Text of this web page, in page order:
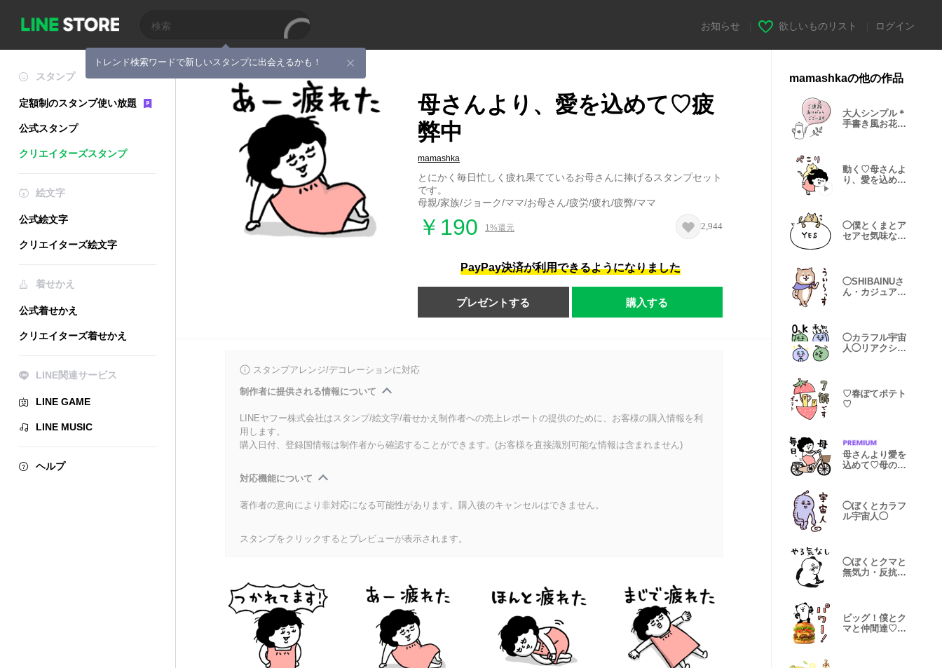
トレンド検索ワードで新しいスタンプに出会えるかも！
お知らせ 欲しいものリスト ログイン
スタンプ
定額制のスタンプ使い放題
公式スタンプ
クリエイターズスタンプ
絵文字
公式絵文字
クリエイターズ絵文字
着せかえ
公式着せかえ
クリエイターズ着せかえ
LINE関連サービス
LINE GAME
LINE MUSIC
ヘルプ
母さんより、愛を込めて♡疲
弊中
mamashka
とにかく毎日忙しく疲れ果てているお母さんに捧げるスタンプセット
です。
母親/家族/ジョーク/ママ/お母さん/疲労/疲れ/疲弊/ママ
￥190 1%還元 2,944
PayPay決済が利用できるようになりました
プレゼントする 購入する
スタンプアレンジ/デコレーションに対応
制作者に提供される情報について
LINEヤフー株式会社はスタンプ/絵文字/着せかえ制作者への売上レポートの提供のために、お客様の購入情報を利
用します。
購入日付、登録国情報は制作者から確認することができます。(お客様を直接識別可能な情報は含まれません)
対応機能について
著作者の意向により非対応になる可能性があります。購入後のキャンセルはできません。
スタンプをクリックするとプレビューが表示されます。
mamashkaの他の作品
大人シンプル＊
手書き風お花・
動く♡母さんよ
り、愛を込めて
◯僕とくまとア
セアセ気味なネ
◯SHIBAINUさ
ん・カジュアル
◯カラフル宇宙
人◯リアクショ
♡春ぽてポテト
♡
母さんより愛を
込めて♡母の毎
◯ぼくとカラフ
ル宇宙人◯
◯ぼくとクマと
無気力・反抗期
ビッグ！僕とク
マと仲間達♡食